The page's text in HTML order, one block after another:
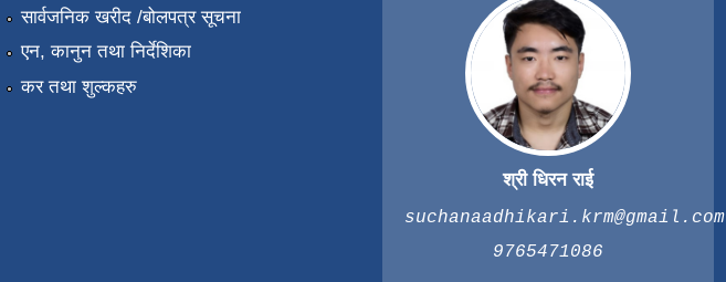
सार्वजनिक खरीद /बोलपत्र सूचना
एन, कानुन तथा निर्देशिका
कर तथा शुल्कहरु
श्री धिरन राई
suchanaadhikari.krm@gmail.com
9765471086